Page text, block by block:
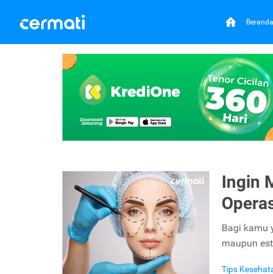
Beranda
Ingin
Bagi kamu
maupun
Tips